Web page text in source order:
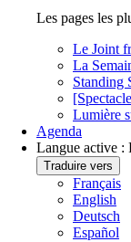
Les pages les
Le Joint
La
Standing
Lumière
Agenda
Langue active :
Traduire vers
Français
English
Deutsch
Español